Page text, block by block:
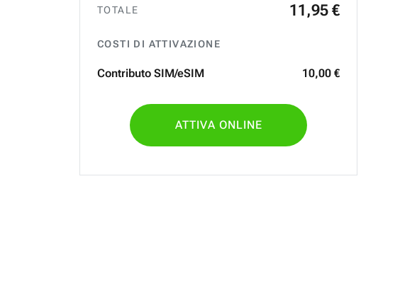
TOTALE 11 ,95 €
COSTI DI ATTIVAZIONE
Contributo SIM/eSIM 10,00 €
ATTIVA ONLINE